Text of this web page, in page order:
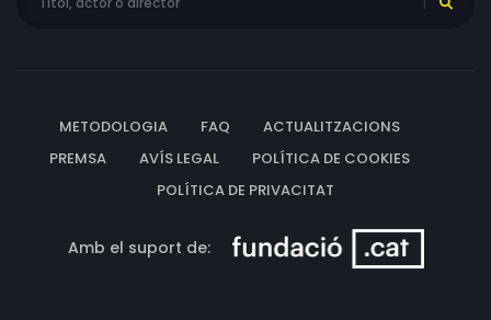
METODOLOGIA FAQ
ACTUALITZACIONS
PREMSA
AVÍS LEGAL
POLÍTICA DE COOKIES
POLÍTICA DE PRIVACITAT
Amb el suport de: